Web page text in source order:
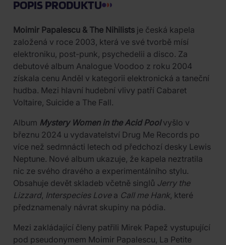
POPIS PRODUKTU
Moimir Papalescu & The Nihilists je česká kapela
založená v roce 2003, která ve své tvorbě mísí
elektroniku, post-punk, psychedelii a disco. Za
debutové album Analogue Voodoo z roku 2004
získala cenu Anděl v kategorii elektronická a taneční
hudba. Mezi hlavní hudební vlivy patří Cabaret
Voltaire, Suicide a The Fall.
Album Mystery Women in the Acid Poolvyšlo v
březnu 2024 u vydavatelství Drug Me Records po
více než sedmnácti letech od předchozí desky Lewis
Neptune. Nové album ukazuje, že kapela neztratila
nic ze svého dravého a experimentálního stylu.
Obsahuje devět skladeb včetně singlů Jerry the
Lizzard, Interspecies Lovea Call me Hank, které
předznamenaly návrat skupiny na pódia.
Mezi zakládající členy patřili Mirek Papež vystupující
pod pseudonymem Moimir Papalescu, La Petite